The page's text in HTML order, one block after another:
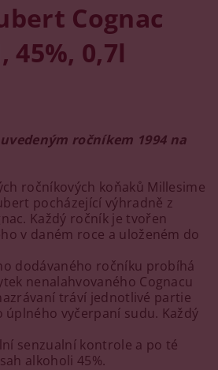
Cognac
45%, 0,7l
ročníkem 1994 na
ročníkových koňaků Millesime
pocházející výhradně z
Každý ročník je tvořen
v daném roce a uloženém do
dodávaného ročníku probíhá
nenalahvovaného Cognacu
tráví jednotlivé partie
vyčerpaní sudu. Každý
senzualní kontrole a po té
alkoholi 45%.